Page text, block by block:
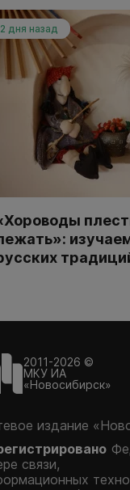
2 дня назад
2011-2026 ©
МКУ ИА
«Новосибирск»
издание
связи,